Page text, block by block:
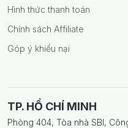
TP. HỒ CHÍ MINH
Phòng 404, Tòa nhà SBI,
Hình thức thanh toán
Chính sách Affiliate
Góp ý khiếu nại